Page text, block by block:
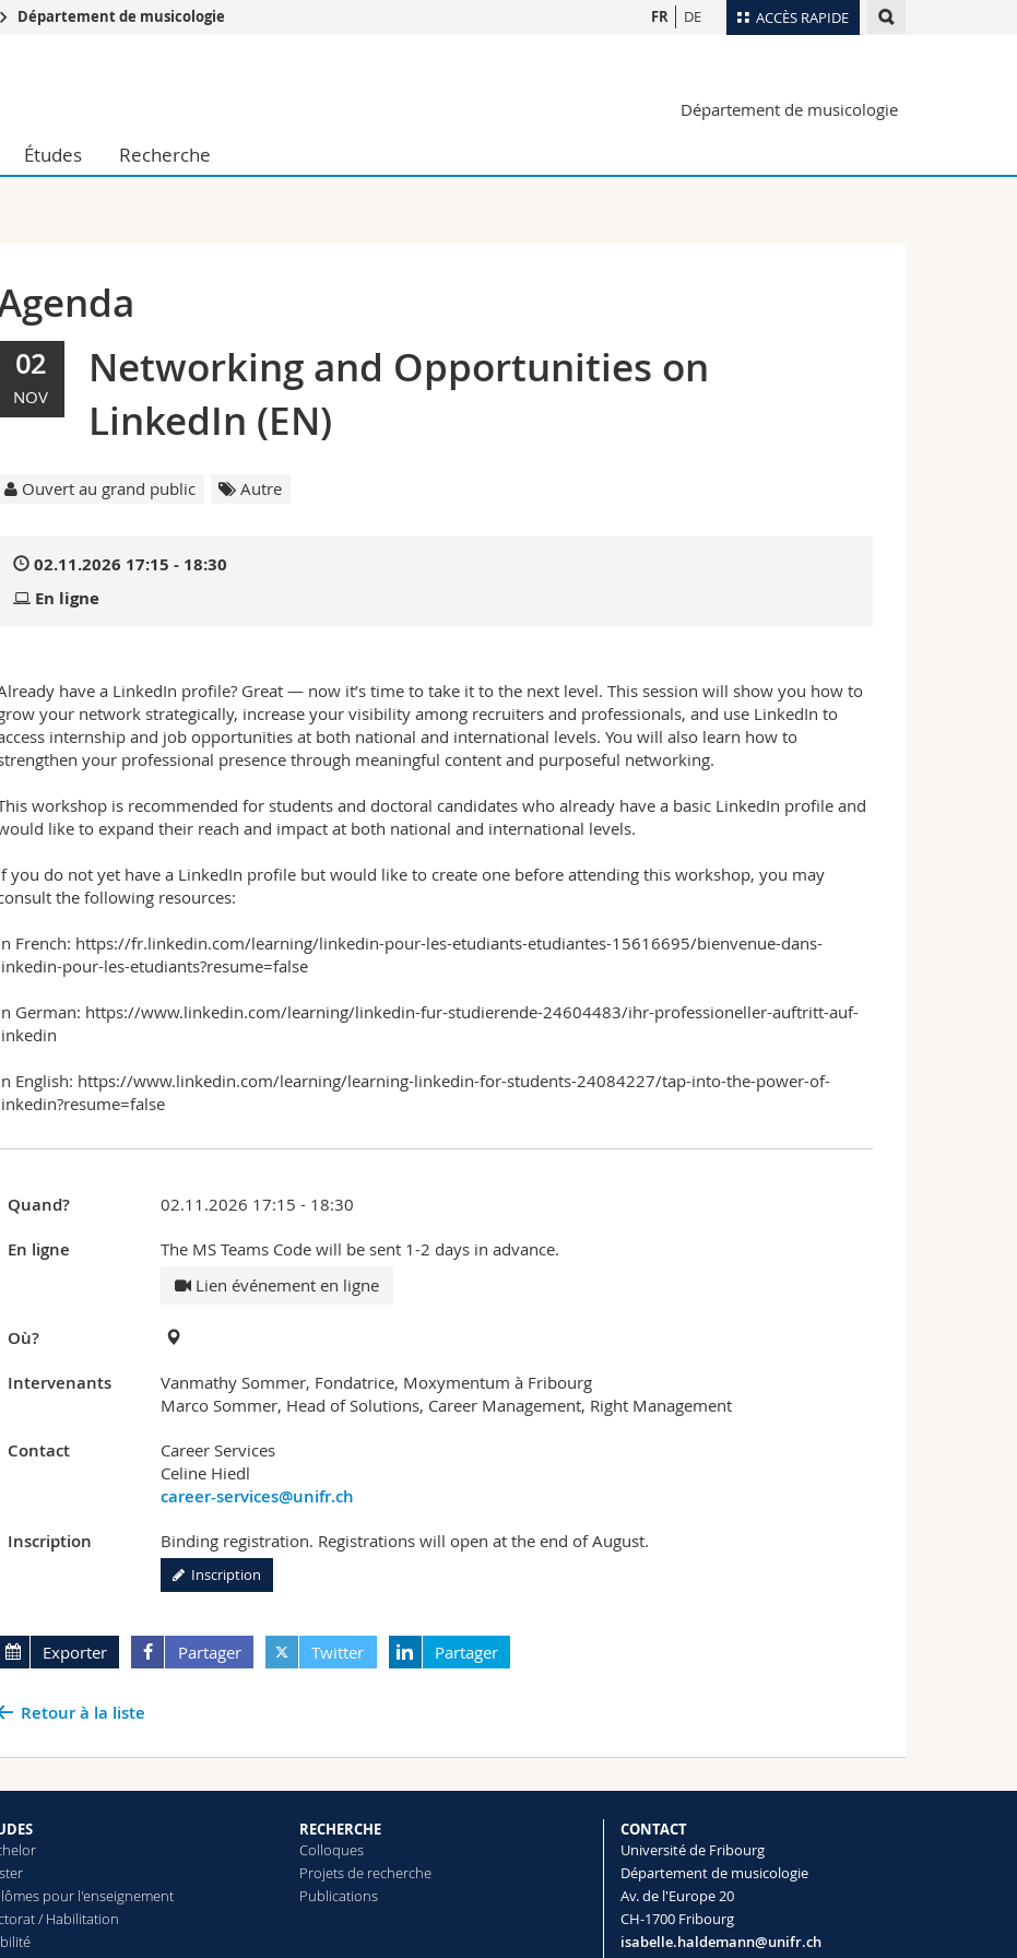
ACCÈS RAPIDE
économiques et sociales et management
et sciences humaines
Chercheurs
Plan d'accès
Webmail
FR DE
Département de musicologie
Département de musicologie
Études Recherche
02
NOV
Networking and Opportunities on
LinkedIn (EN)
Ouvert au grand public Autre
02.11.2026 17:15 - 18:30
En ligne
have a LinkedIn profile? Great — now it’s time to take it to the next level. This session will show you how to
your network strategically, increase your visibility among recruiters and professionals, and use LinkedIn to
internship and job opportunities at both national and international levels. You will also learn how to
your professional presence through meaningful content and purposeful networking.
workshop is recommended for students and doctoral candidates who already have a basic LinkedIn profile and
like to expand their reach and impact at both national and international levels.
you do not yet have a LinkedIn profile but would like to create one before attending this workshop, you may
the following resources:
French: https://fr.linkedin.com/learning/linkedin-pour-les-etudiants-etudiantes-15616695/bienvenue-dans-
pour-les-etudiants?resume=false
German: https://www.linkedin.com/learning/linkedin-fur-studierende-24604483/ihr-professioneller-auftritt-auf-
English: https://www.linkedin.com/learning/learning-linkedin-for-students-24084227/tap-into-the-power-of-
Quand? 02.11.2026 17:15 - 18:30
En ligne
The MS Teams Code will be sent 1-2 days in advance.
Lien événement en ligne
Où?
Intervenants
Vanmathy Sommer, Fondatrice, Moxymentum à Fribourg
Marco Sommer, Head of Solutions, Career Management, Right Management
Contact
Career Services
Celine Hiedl
career-services@unifr.ch
Inscription
Binding registration. Registrations will open at the end of August.
Inscription
Exporter Partager Twitter Partager
Retour à la liste
pour l'enseignement
/ Habilitation
RECHERCHE
Colloques
Projets de recherche
Publications
CONTACT
Université de Fribourg
Département de musicologie
Av. de l'Europe 20
CH-1700 Fribourg
isabelle.haldemann@unifr.ch